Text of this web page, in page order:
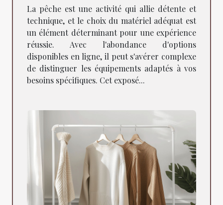
La pêche est une activité qui allie détente et
technique, et le choix du matériel adéquat est
un élément déterminant pour une expérience
réussie. Avec l'abondance d'options
disponibles en ligne, il peut s'avérer complexe
de distinguer les équipements adaptés à vos
besoins spécifiques. Cet exposé...